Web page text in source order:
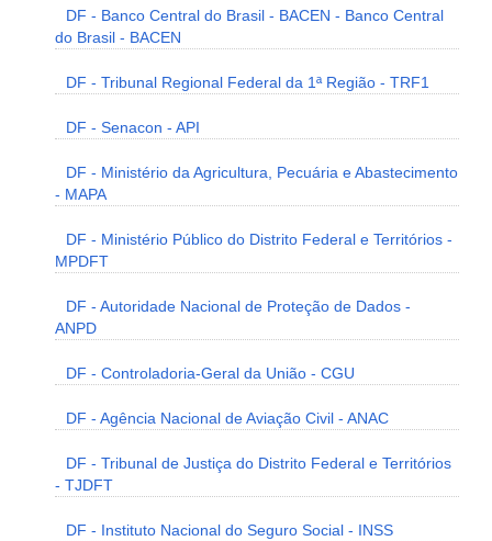
DF - Banco Central do Brasil - BACEN - Banco Central
do Brasil - BACEN
DF - Tribunal Regional Federal da 1ª Região - TRF1
DF - Senacon - API
DF - Ministério da Agricultura, Pecuária e Abastecimento
- MAPA
DF - Ministério Público do Distrito Federal e Territórios -
MPDFT
DF - Autoridade Nacional de Proteção de Dados -
ANPD
DF - Controladoria-Geral da União - CGU
DF - Agência Nacional de Aviação Civil - ANAC
DF - Tribunal de Justiça do Distrito Federal e Territórios
- TJDFT
DF - Instituto Nacional do Seguro Social - INSS